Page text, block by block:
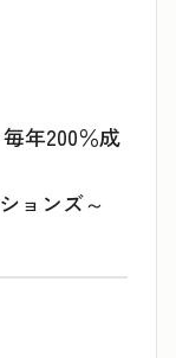
年200％成
ョンズ～